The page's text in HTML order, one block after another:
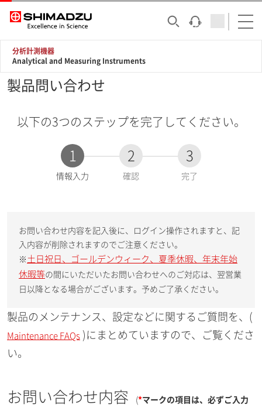
分析計測機器
Analytical and Measuring Instruments
製品問い合わせ
以下の3つのステップを完了してください。
1
現
情報入力
2
確認
3
完了
お問い合わせ内容を記入後に、ログイン操作されますと、記
入内容が削除されますのでご注意ください。
※ 土日祝日、ゴールデンウィーク、夏季休暇、年末年始
休暇等の間にいただいたお問い合わせへのご対応は、翌営業
日以降となる場合がございます。予めご了承ください。
製品のメンテナンス、設定などに関するご質問を、(
Maintenance FAQs )にまとめていますので、ご覧くださ
い。
お問い合わせ内容 (*マークの項目は、必ずご入力